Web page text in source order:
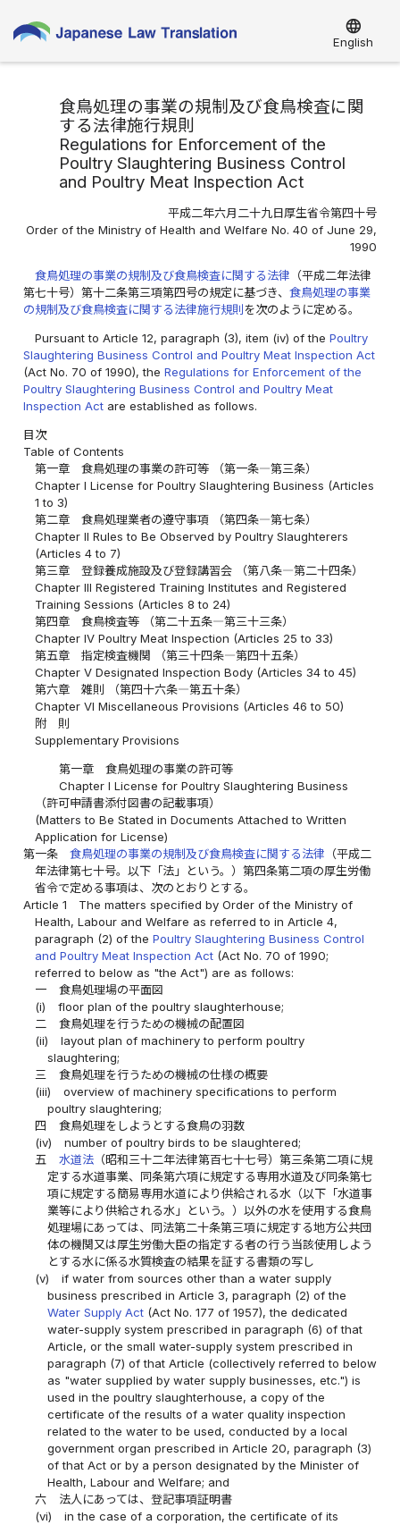
language
English
食鳥処理の事業の規制及び食鳥検査に関
する法律施行規則
Regulations for Enforcement of the
Poultry Slaughtering Business Control
and Poultry Meat Inspection Act
平成二年六月二十九日厚生省令第四十号
Order of the Ministry of Health and Welfare No. 40 of June 29,
1990
食鳥処理の事業の規制及び食鳥検査に関する法律 （平成二年法律
第七十号）第十二条第三項第四号の規定に基づき、食鳥処理の事業
の規制及び食鳥検査に関する法律施行規則を次のように定める。
Pursuant to Article 12, paragraph (3), item (iv) of thePoultry
Slaughtering Business Control and Poultry Meat Inspection Act
(Act No. 70 of 1990), theRegulations for Enforcement of the
Poultry Slaughtering Business Control and Poultry Meat
Inspection Act are established as follows.
目次
Table of Contents
第一章 食鳥処理の事業の許可等 （第一条―第三条）
Chapter I License for Poultry Slaughtering Business (Articles
1 to 3)
第二章 食鳥処理業者の遵守事項 （第四条―第七条）
Chapter II Rules to Be Observed by Poultry Slaughterers
(Articles 4 to 7)
第三章 登録養成施設及び登録講習会 （第八条―第二十四条）
Chapter III Registered Training Institutes and Registered
Training Sessions (Articles 8 to 24)
第四章 食鳥検査等 （第二十五条―第三十三条）
Chapter IV Poultry Meat Inspection (Articles 25 to 33)
第五章 指定検査機関 （第三十四条―第四十五条）
Chapter V Designated Inspection Body (Articles 34 to 45)
第六章 雑則 （第四十六条―第五十条）
Chapter VI Miscellaneous Provisions (Articles 46 to 50)
附 則
Supplementary Provisions
第一章 食鳥処理の事業の許可等
Chapter I License for Poultry Slaughtering Business
（許可申請書添付図書の記載事項）
(Matters to Be Stated in Documents Attached to Written
Application for License)
第一条
食鳥処理の事業の規制及び食鳥検査に関する法律 （平成二
年法律第七十号。以下「法」という。）第四条第二項の厚生労働
省令で定める事項は、次のとおりとする。
Article 1
The matters specified by Order of the Ministry of
Health, Labour and Welfare as referred to in Article 4,
paragraph (2) of thePoultry Slaughtering Business Control
and Poultry Meat Inspection Act (Act No. 70 of 1990;
referred to below as "the Act") are as follows:
一
食鳥処理場の平面図
(i)
floor plan of the poultry slaughterhouse;
二
食鳥処理を行うための機械の配置図
(ii)
layout plan of machinery to perform poultry
slaughtering;
三
食鳥処理を行うための機械の仕様の概要
(iii)
overview of machinery specifications to perform
poultry slaughtering;
四
食鳥処理をしようとする食鳥の羽数
(iv)
number of poultry birds to be slaughtered;
五
水道法（昭和三十二年法律第百七十七号）第三条第二項に規
定する水道事業、同条第六項に規定する専用水道及び同条第七
項に規定する簡易専用水道により供給される水（以下「水道事
業等により供給される水」という。）以外の水を使用する食鳥
処理場にあっては、同法第二十条第三項に規定する地方公共団
体の機関又は厚生労働大臣の指定する者の行う当該使用しよう
とする水に係る水質検査の結果を証する書類の写し
(v)
if water from sources other than a water supply
business prescribed in Article 3, paragraph (2) of the
Water Supply Act(Act No. 177 of 1957), the dedicated
water-supply system prescribed in paragraph (6) of that
Article, or the small water-supply system prescribed in
paragraph (7) of that Article (collectively referred to below
as "water supplied by water supply businesses, etc.") is
used in the poultry slaughterhouse, a copy of the
certificate of the results of a water quality inspection
related to the water to be used, conducted by a local
government organ prescribed in Article 20, paragraph (3)
of that Act or by a person designated by the Minister of
Health, Labour and Welfare; and
六
法人にあっては、登記事項証明書
(vi)
in the case of a corporation, the certificate of its